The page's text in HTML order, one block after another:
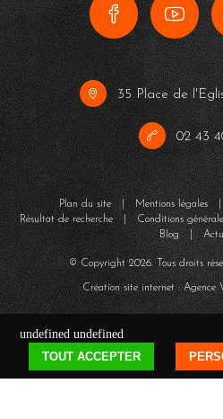
35 Place de
02 43
Plan du site| Mentions légales
Résultat de recherche| Conditions
Blog|
© Copyright2026. Tous droits
Création site internet : Agence
undefined undefined
TOUT ACCEPTER